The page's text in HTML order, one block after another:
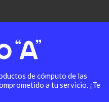
de cómputo de las
a tu servicio. ¡Te